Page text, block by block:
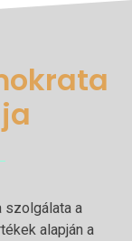
szolgálata a
alapján a